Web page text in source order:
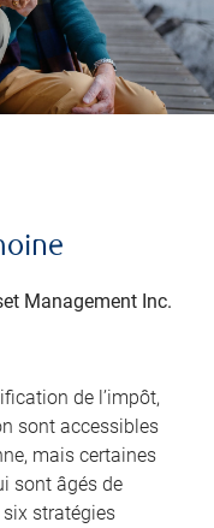
Management Inc.
de l’impôt,
sont accessibles
mais certaines
sont âgés de
stratégies